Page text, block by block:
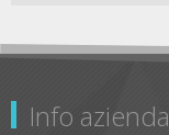
Info azienda